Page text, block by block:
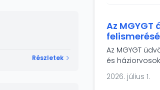
Részletek
Az
vizsgálati
igénye
Az MGYGT
és
coeliakia
2026. július 1.